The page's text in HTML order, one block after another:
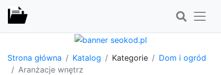
Strona główna Katalog Kategorie
Dom i ogród
Aranżacje wnętrz